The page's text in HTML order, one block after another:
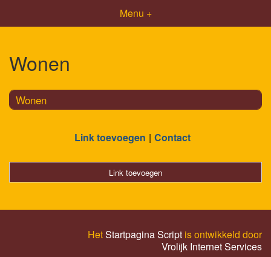
Menu +
Wonen
Wonen
Link toevoegen Contact
Link toevoegen
HetStartpagina Script is ontwikkeld door
Vrolijk Internet Services